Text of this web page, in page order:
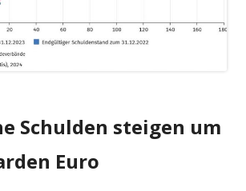
Schulden steigen um
Euro